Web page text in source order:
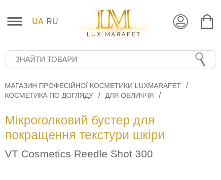
UA RU
МАГАЗИН ПРОФЕСІЙНОЇ КОСМЕТИКИ LUXMARAFET
КОСМЕТИКА ПО ДОГЛЯДУ
ДЛЯ ОБЛИЧЧЯ
Мікроголковий бустер для
покращення текстури шкіри
VT Cosmetics Reedle Shot 300